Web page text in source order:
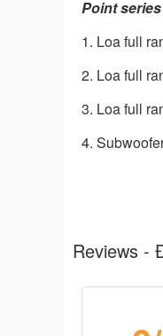
Point
1. Loa full
2. Loa full
3. Loa full
4.
Trong bài
loa
Cấu tạo
Reviews -